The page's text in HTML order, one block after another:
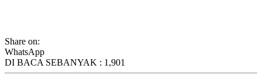
Share on:
WhatsApp
DI BACA SEBANYAK : 1,901